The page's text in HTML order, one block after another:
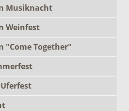
Musiknacht
Weinfest
"Come Together"